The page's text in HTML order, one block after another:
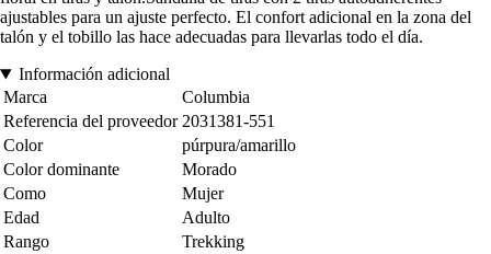
ajustables para un ajuste perfecto. El confort adicional en la zona del
talón y el tobillo las hace adecuadas para llevarlas todo el día.
Información adicional
Marca
Columbia
Referencia del proveedor 2031381-551
Color
púrpura/amarillo
Color dominante
Morado
Como
Mujer
Edad
Adulto
Rango
Trekking